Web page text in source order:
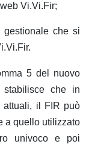
Vi.Vi.Fir;
gestionale che si
5 del nuovo
che in
attuali, il FIR può
a quello utilizzato
univoco e poi